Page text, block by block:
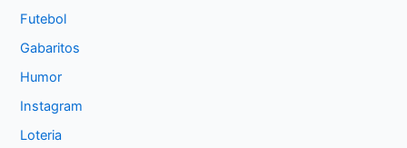
Futebol
Gabaritos
Humor
Instagram
Loteria